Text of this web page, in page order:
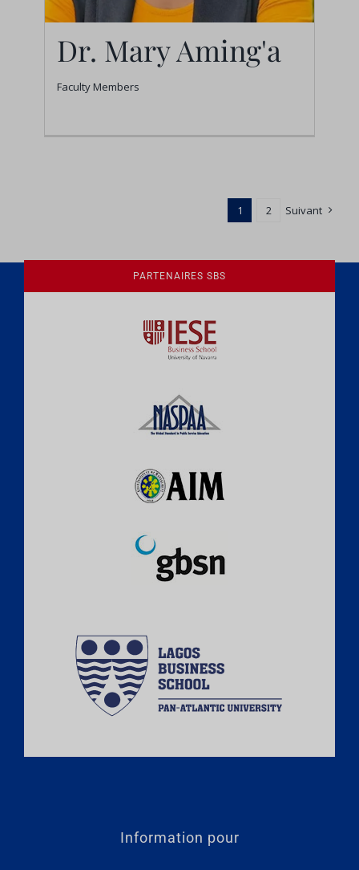
Dr. Mary Aming'a
Faculty Members
1 2 Suivant
Une culture de l'éthique et de
l'apprentissage
PARTENAIRES SBS
Information pour